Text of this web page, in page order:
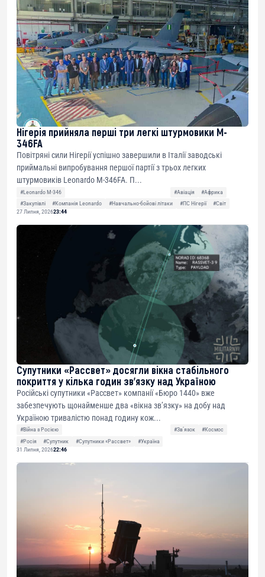
Нігерія прийняла перші три легкі штурмовики M-
346FA
Повітряні сили Нігерії успішно завершили в Італії заводські
приймальні випробування першої партії з трьох легких
штурмовиків Leonardo M-346FA. П...
#Leonardo M-346 #Авіація
#Африка
#Закупівлі
#Компанія Leonardo #Навчально-бойові літаки #ПС Нігерії
#Світ
27 Липня, 202623:44
Супутники «Рассвет» досягли вікна стабільного
покриття у кілька годин зв’язку над Україною
Російські супутники «Рассвет» компанії «Бюро 1440» вже
забезпечують щонайменше два «вікна зв’язку» на добу над
Україною тривалістю понад годину кож...
#Війна з Росією #Звʼязок
#Космос
#Росія
#Супутник #Супутники «Рассвет»
#Україна
31 Липня, 202622:46